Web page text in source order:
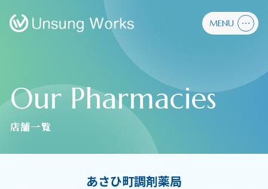
MENU
Our Pharmacies
店舗一覧
あさひ町調剤薬局